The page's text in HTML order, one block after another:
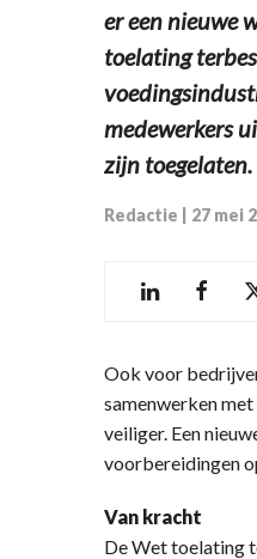
er een nieuwe
toelating
medewerkers
zijn toegelaten.
Redactie 27 mei
Ook voor
samenwerken
veiliger. Een
voorbereidingen
Van kracht
De Wet toelating